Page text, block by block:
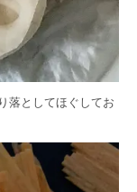
落としてほぐしてお